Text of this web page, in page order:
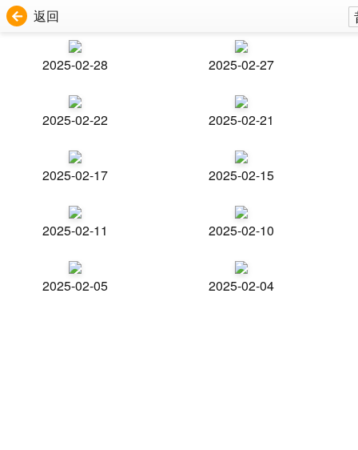
返回
2025-02-28 2025-02-27
2025-02-22 2025-02-21
2025-02-17 2025-02-15
2025-02-11 2025-02-10
2025-02-05 2025-02-04